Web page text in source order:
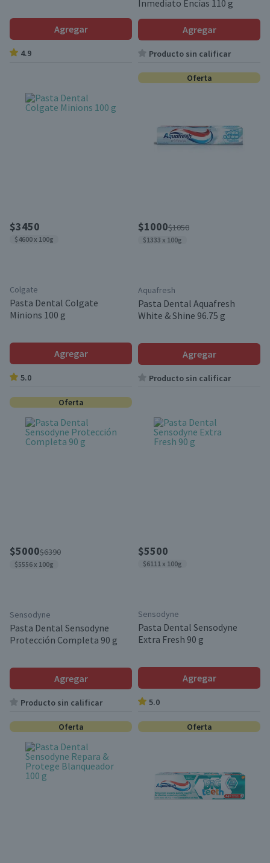
Agregar
4.9
Inmediato Encías 110 g
Agregar
Producto sin calificar
$3450
$4600 x 100g
Colgate
Pasta Dental Colgate
Minions 100 g
Agregar
5.0
Oferta
$1000$1050
$1333 x 100g
Aquafresh
Pasta Dental Aquafresh
White & Shine 96.75 g
Agregar
Producto sin calificar
Oferta
$5000$6390
$5556 x 100g
Sensodyne
Pasta Dental Sensodyne
Protección Completa 90 g
Agregar
Producto sin calificar
$5500
$6111 x 100g
Sensodyne
Pasta Dental Sensodyne
Extra Fresh 90 g
Agregar
5.0
Oferta Oferta